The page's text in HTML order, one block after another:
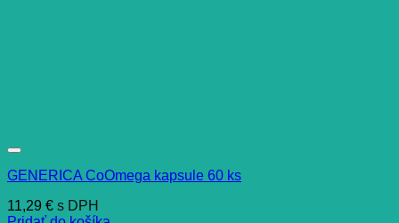
GENERICA CoOmega kapsule 60 ks
11,29 € s DPH